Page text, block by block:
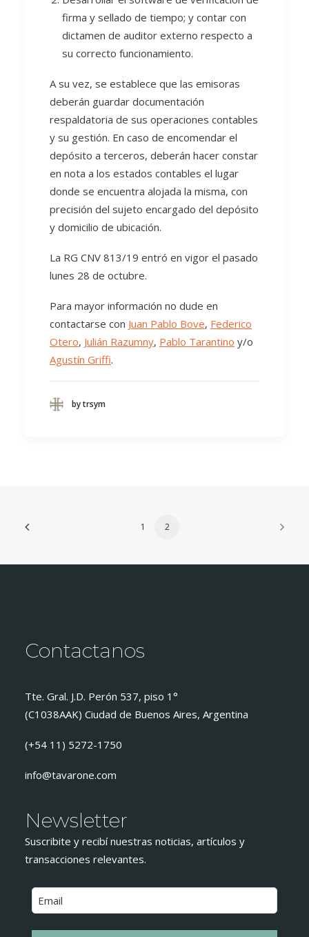
firma y sellado de tiempo; y contar con
dictamen de auditor externo respecto a
su correcto funcionamiento.
A su vez, se establece que las emisoras
deberán guardar documentación
respaldatoria de sus operaciones contables
y su gestión. En caso de encomendar el
depósito a terceros, deberán hacer constar
en nota a los estados contables el lugar
donde se encuentra alojada la misma, con
precisión del sujeto encargado del depósito
y domicilio de ubicación.
La RG CNV 813/19 entró en vigor el pasado
lunes 28 de octubre.
Para mayor información no dude en
contactarse con Juan Pablo Bove, Federico
Otero, Julián Razumny, Pablo Tarantino y/o
Agustín Griffi.
by trsym
1 2
Contactanos
Tte. Gral. J.D. Perón 537, piso 1°
(C1038AAK) Ciudad de Buenos Aires, Argentina
(+54 11) 5272-1750
info@tavarone.com
Newsletter
Suscribite y recibí nuestras noticias, artículos y
transacciones relevantes.